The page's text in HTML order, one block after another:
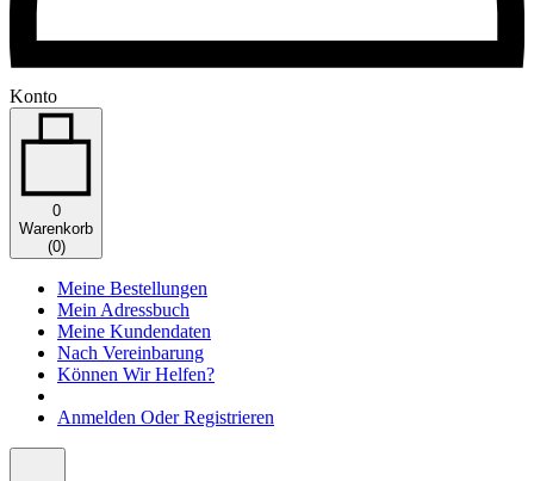
Konto
0
Warenkorb
(0)
Meine Bestellungen
Mein Adressbuch
Meine Kundendaten
Nach Vereinbarung
Können Wir Helfen?
Anmelden Oder Registrieren